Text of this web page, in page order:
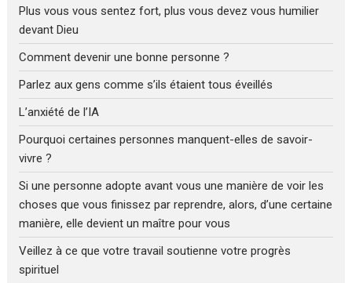
Plus vous vous sentez fort, plus vous devez vous humilier
devant Dieu
Comment devenir une bonne personne ?
Parlez aux gens comme s’ils étaient tous éveillés
L’anxiété de l’IA
Pourquoi certaines personnes manquent-elles de savoir-
vivre ?
Si une personne adopte avant vous une manière de voir les
choses que vous finissez par reprendre, alors, d’une certaine
manière, elle devient un maître pour vous
Veillez à ce que votre travail soutienne votre progrès
spirituel